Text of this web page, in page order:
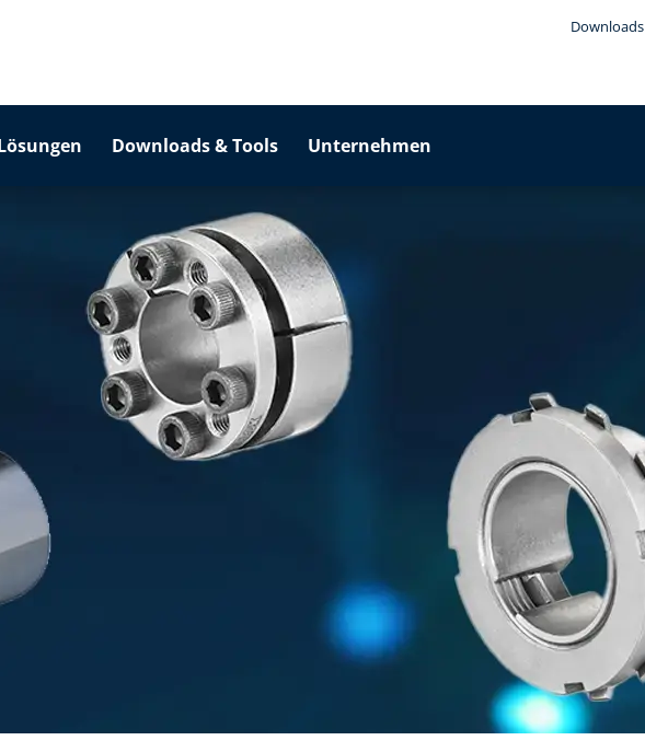
Downloads
Downloads & Tools Unternehmen